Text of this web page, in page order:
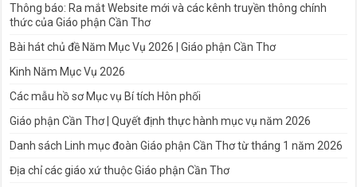
Thông báo: Ra mắt Website mới và các kênh truyền thông chính
thức của Giáo phận Cần Thơ
Bài hát chủ đề Năm Mục Vụ 2026 | Giáo phận Cần Thơ
Kinh Năm Mục Vụ 2026
Các mẫu hồ sơ Mục vụ Bí tích Hôn phối
Giáo phận Cần Thơ | Quyết định thực hành mục vụ năm 2026
Danh sách Linh mục đoàn Giáo phận Cần Thơ từ tháng 1 năm 2026
Địa chỉ các giáo xứ thuộc Giáo phận Cần Thơ